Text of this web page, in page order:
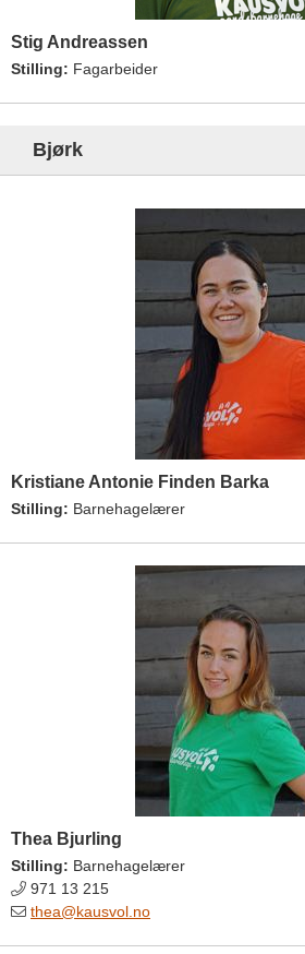
Stig Andreassen
Stilling: Fagarbeider
Bjørk
Kristiane Antonie Finden Barka
Stilling: Barnehagelærer
Thea Bjurling
Stilling: Barnehagelærer
971 13 215
thea@kausvol.no